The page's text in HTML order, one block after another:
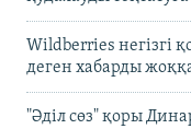
Wildberries негізгі
деген хабарды
"Әділ сөз" қоры